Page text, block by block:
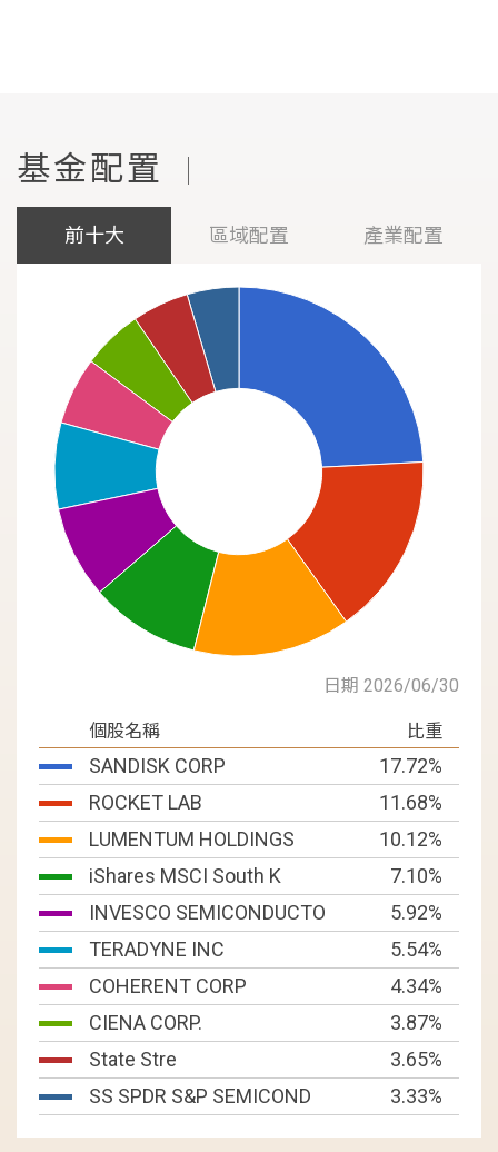
基金配置 |
前十大 區域配置 產業配置
日期 2026/06/30
個股名稱 比重
SANDISK CORP
17.72%
ROCKET LAB
11.68%
LUMENTUM HOLDINGS
10.12%
iShares MSCI South K
7.10%
INVESCO SEMICONDUCTO
5.92%
TERADYNE INC
5.54%
COHERENT CORP
4.34%
CIENA CORP.
3.87%
State Stre
3.65%
SS SPDR S&P SEMICOND
3.33%